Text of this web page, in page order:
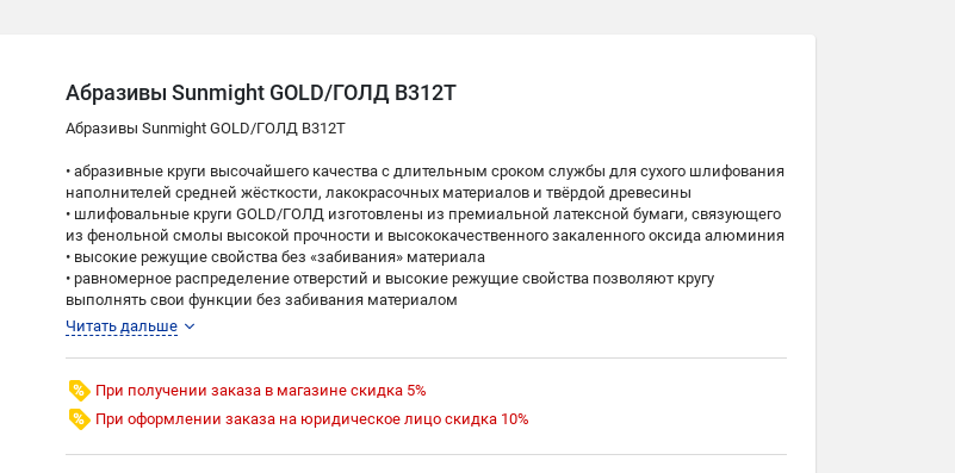
Абразивы Sunmight GOLD/ГОЛД B312T
Абразивы Sunmight GOLD/ГОЛД B312T
• абразивные круги высочайшего качества с длительным сроком службы для сухого шлифования
наполнителей средней жёсткости, лакокрасочных материалов и твёрдой древесины
• шлифовальные круги GOLD/ГОЛД изготовлены из премиальной латексной бумаги, связующего
из фенольной смолы высокой прочности и высококачественного закаленного оксида алюминия
• высокие режущие свойства без «забивания» материала
• равномерное распределение отверстий и высокие режущие свойства позволяют кругу
выполнять свои функции без забивания материалом
• высокая острота материала
• тип материала – С и А латексная бумага
• связующее смола/смола
• тип минерала высокопрочный закаленный оксид алюминия
• насыпка открытая, стератовое покрытие
Читать дальше
При получении заказа в магазине скидка 5%
При оформлении заказа на юридическое лицо скидка 10%